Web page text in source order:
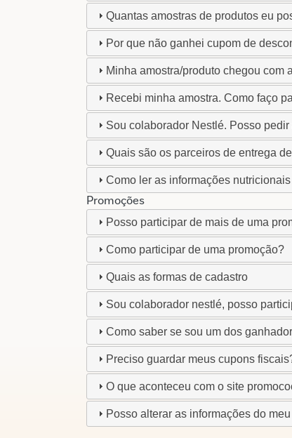
Quantas amostras de produtos eu
Por que não ganhei cupom de
Minha amostra/produto chegou com
Recebi minha amostra. Como faço
Sou colaborador Nestlé. Posso
Quais são os parceiros de entrega
Como ler as informações
Promoções
Posso participar de mais de uma
Como participar de uma promoção?
Quais as formas de cadastro
Sou colaborador nestlé, posso
Como saber se sou um dos
Preciso guardar meus cupons
O que aconteceu com o site
Posso alterar as informações do